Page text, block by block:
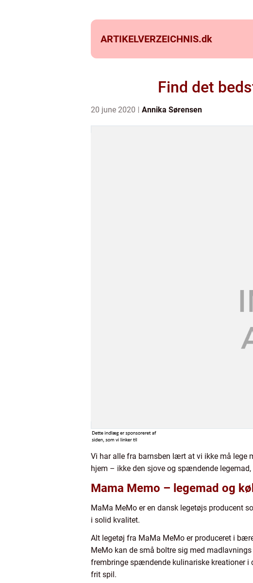
ARTIKELVERZEICHNIS.dk
Find det
20 june 2020 Annika Sørensen
Vi har alle fra barnsben lært at vi ikke må lege
hjem – ikke den sjove og spændende
Mama Memo – legemad og
MaMa MeMo er en dansk legetøjs producent
i solid kvalitet.
Alt legetøj fra MaMa MeMo er produceret i
MeMo kan de små boltre sig med
frembringe spændende kulinariske kreationer i
frit spil.